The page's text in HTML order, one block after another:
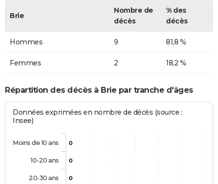
Brie
Nombre de
décès
% des
décès
Hommes 9 81,8 %
Femmes 2 18,2 %
Répartition des décès à Brie par tranche d'âges
Données exprimées en nombre de décès (source :
Insee)
0
0
0
Moins de 10 ans
10-20 ans
20-30 ans